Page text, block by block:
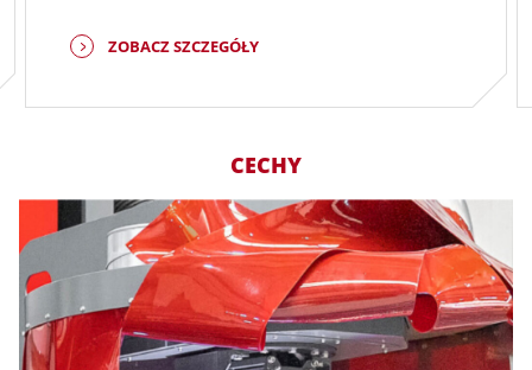
ZOBACZ SZCZEGÓŁY
CECHY